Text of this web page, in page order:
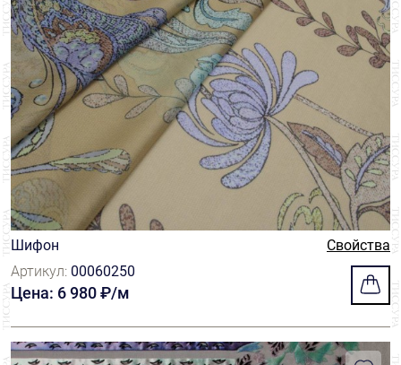
Шифон
Свойства
Артикул: 00060250
Цена: 6 980 ₽/м